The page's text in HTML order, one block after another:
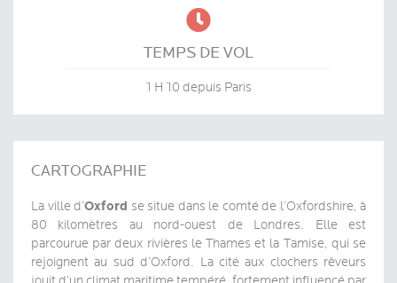

TEMPS DE VOL
1 H 10 depuis Paris
CARTOGRAPHIE
La ville d’Oxford se situe dans le comté de l’Oxfordshire, à
80 kilomètres au nord-ouest de Londres. Elle est
parcourue par deux rivières le Thames et la Tamise, qui se
rejoignent au sud d’Oxford. La cité aux clochers rêveurs